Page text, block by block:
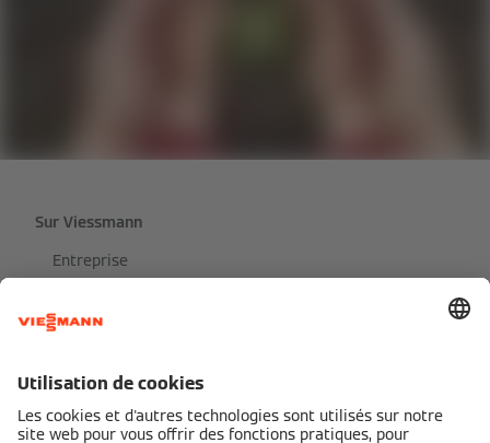
Sur Viessmann
Entreprise
Presse
Speak Up